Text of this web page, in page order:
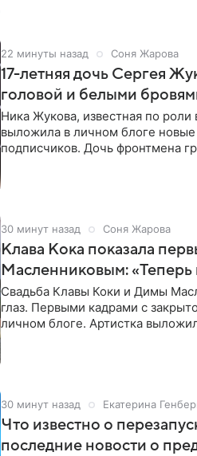
22 минуты назад Соня Жарова
17-летняя дочь Сергея
головой и белыми
Ника Жукова, известная по
выложила в личном блоге
подписчиков. Дочь фронтмена
30 минут назад Соня Жарова
Клава Кока показала
Масленниковым:
Свадьба Клавы Коки и Димы
глаз. Первыми кадрами с
личном блоге. Артистка
30 минут назад Екатерина
Что известно о
последние новости о